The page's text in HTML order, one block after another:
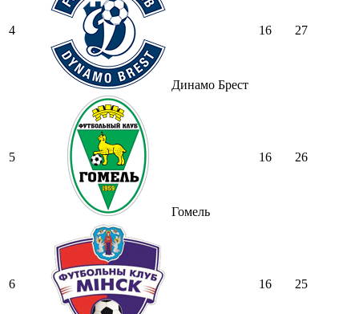
4
Динамо Брест
16 27
5
Гомель
16 26
6 16 25